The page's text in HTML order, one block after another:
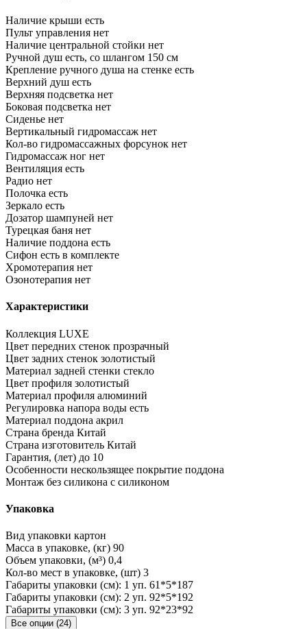
Наличие крыши есть
Пульт управления нет
Наличие центральной стойки нет
Ручной душ есть, со шлангом 150 см
Крепление ручного душа на стенке есть
Верхний душ есть
Верхняя подсветка нет
Боковая подсветка нет
Сиденье нет
Вертикальный гидромассаж нет
Кол-во гидромассажных форсунок нет
Гидромассаж ног нет
Вентиляция есть
Радио нет
Полочка есть
Зеркало есть
Дозатор шампуней нет
Турецкая баня нет
Наличие поддона есть
Сифон есть в комплекте
Хромотерапия нет
Озонотерапия нет
Характеристики
Коллекция LUXE
Цвет передних стенок прозрачный
Цвет задних стенок золотистый
Материал задней стенки стекло
Цвет профиля золотистый
Материал профиля алюминий
Регулировка напора воды есть
Материал поддона акрил
Страна бренда Китай
Страна изготовитель Китай
Гарантия, (лет) до 10
Особенности нескользящее покрытие поддона
Монтаж без силикона с силиконом
Упаковка
Вид упаковки картон
Масса в упаковке, (кг) 90
Объем упаковки, (м³) 0,4
Кол-во мест в упаковке, (шт) 3
Габариты упаковки (см): 1 уп. 61*5*187
Габариты упаковки (см): 2 уп. 92*5*192
Габариты упаковки (см): 3 уп. 92*23*92
Все опции (24)